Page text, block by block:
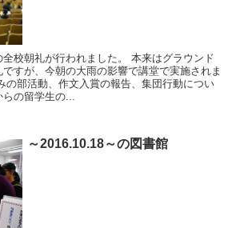
校朝礼が行われました。 本来はグラウンド
すが、今朝の大雨の影響で講堂で実施されま
の部活動、作文入賞の報告、集団行動につい
の留学生の...
～2016.10.18～の図書館